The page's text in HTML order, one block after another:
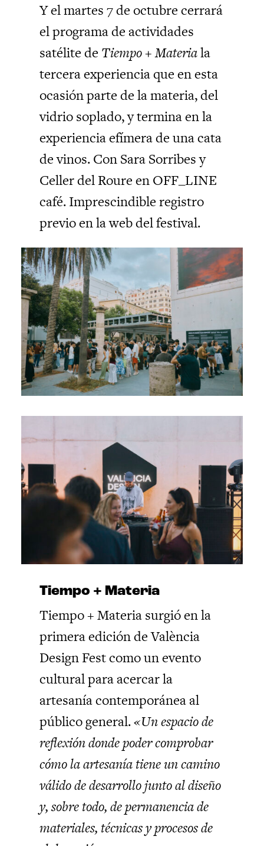
Y el martes 7 de octubre cerrará
el programa de actividades
satélite de Tiempo + Materiala
tercera experiencia que en esta
ocasión parte de la materia, del
vidrio soplado, y termina en la
experiencia efímera de una cata
de vinos. Con Sara Sorribes y
Celler del Roure en OFF_LINE
café. Imprescindible registro
previo en la web del festival.
Tiempo + Materia
Tiempo + Materia surgió en la
primera edición de València
Design Fest como un evento
cultural para acercar la
artesanía contemporánea al
público general.«Un espacio de
reflexión donde poder comprobar
cómo la artesanía tiene un camino
válido de desarrollo junto al diseño
y, sobre todo, de permanencia de
materiales, técnicas y procesos de